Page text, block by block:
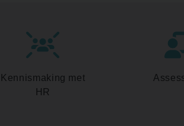
Kennismaking met
HR